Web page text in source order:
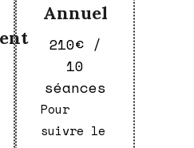
Annuel
210€ /
10
séances
Pour
suivre le